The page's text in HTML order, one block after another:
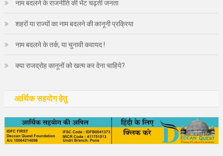
नाम बदलने के राजनीति की भेंट चढ़ती जनता
शहरों या राज्यों का नाम बदलने की कानूनी प्रक्रिया
नाम बदलने के तर्क, या चुनावी कवायद !
क्या राजद्रोह कानूनों को खत्म कर देना चाहिये?
आर्थिक सहयोग हेतु